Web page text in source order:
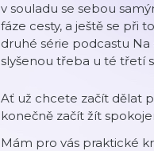
v souladu se sebou
fáze cesty, a ještě se při
druhé série podcastu Na
slyšenou třeba u té třetí
Ať už chcete začít dělat
konečně začít žít
Mám pro vás praktické